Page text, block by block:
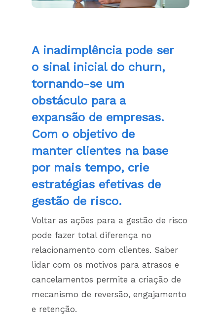
A inadimplência pode ser
o sinal inicial do churn,
tornando-se um
obstáculo para a
expansão de empresas.
Com o objetivo de
manter clientes na base
por mais tempo, crie
estratégias efetivas de
gestão de risco.
Voltar as ações para a gestão de risco
pode fazer total diferença no
relacionamento com clientes. Saber
lidar com os motivos para atrasos e
cancelamentos permite a criação de
mecanismo de reversão, engajamento
e retenção.